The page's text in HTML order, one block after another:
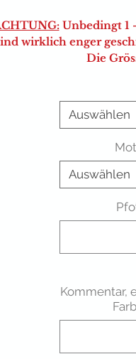
Unbedingt 1
wirklich enger
Die
Auswählen
Auswählen
Kommentar,